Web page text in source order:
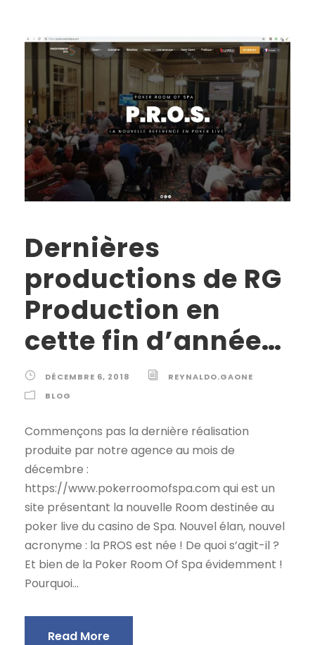
Dernières
productions de RG
Production en
cette fin d’année…
DÉCEMBRE 6, 2018
REYNALDO.GAONE
BLOG
Commençons pas la dernière réalisation
produite par notre agence au mois de
décembre :
https://www.pokerroomofspa.com qui est un
site présentant la nouvelle Room destinée au
poker live du casino de Spa. Nouvel élan, nouvel
acronyme : la PROS est née ! De quoi s’agit-il ?
Et bien de la Poker Room Of Spa évidemment !
Pourquoi...
Read More